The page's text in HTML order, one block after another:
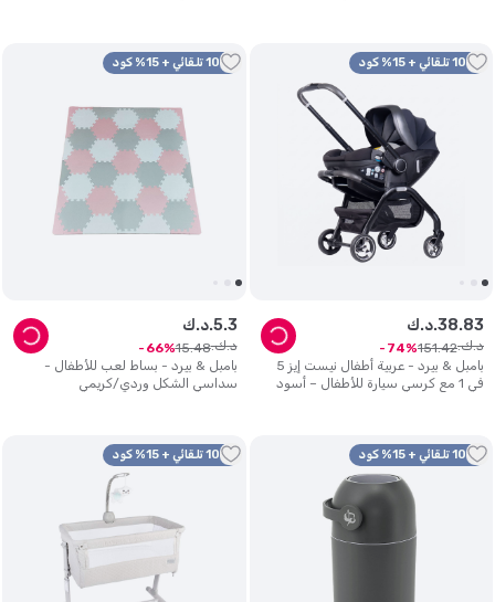
10% تلقائي + 15% كود
بامبل & بيرد - عربية أطفال نيست إيز 5
في 1 مع كرسي سيارة للأطفال – أسود
د.ك.38.83
د.ك. 151.42
74
10% تلقائي + 15% كود
بامبل & بيرد - بساط لعب للأطفال -
سداسي الشكل وردي/كريمي
د.ك.5.3
د.ك. 15.48
66
10% تلقائي + 15% كود 10% تلقائي + 15% كود